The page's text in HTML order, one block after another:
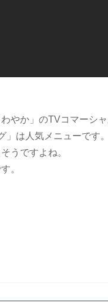
やか」のTVコマーシャ
は人気メニューです。
うですよね。
。